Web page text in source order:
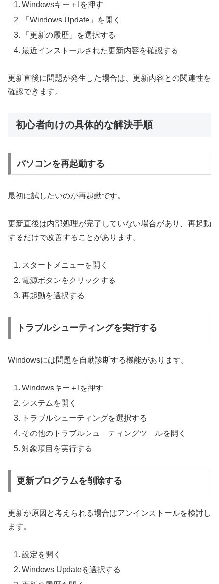
Windowsキー＋Iを押す
「Windows Update」を開く
「更新の履歴」を選択する
最近インストールされた更新内容を確認する
更新直後に問題が発生した場合は、更新内容との関連性を
確認できます。
初心者向けの具体的な解決手順
パソコンを再起動する
最初に試したいのが再起動です。
更新直後は内部処理が完了していない場合があり、再起動
するだけで改善することがあります。
スタートメニューを開く
電源ボタンをクリックする
再起動を選択する
トラブルシューティングを実行する
Windowsには問題を自動診断する機能があります。
Windowsキー＋Iを押す
システムを開く
トラブルシューティングを選択する
その他のトラブルシューティングツールを開く
対象項目を実行する
更新プログラムを削除する
更新が原因と考えられる場合はアンインストールを検討し
ます。
設定を開く
Windows Updateを選択する